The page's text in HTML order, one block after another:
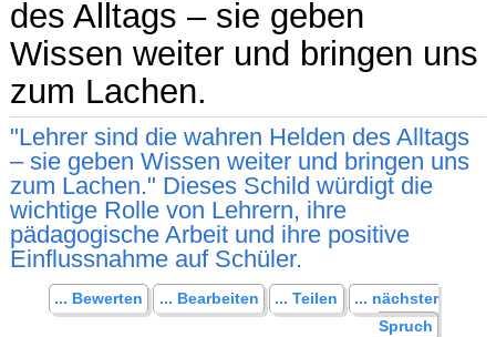
des Alltags – sie geben
Wissen weiter und bringen uns
zum Lachen.
"Lehrer sind die wahren Helden des Alltags
– sie geben Wissen weiter und bringen uns
zum Lachen." Dieses Schild würdigt die
wichtige Rolle von Lehrern, ihre
pädagogische Arbeit und ihre positive
Einflussnahme auf Schüler.
... Bewerten ... Bearbeiten ... Teilen
... nächster
Spruch